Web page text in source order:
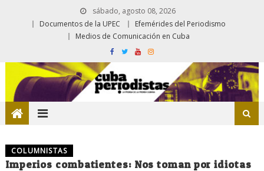
sábado, agosto 08, 2026
Documentos de la UPEC
Efemérides del Periodismo
Medios de Comunicación en Cuba
COLUMNISTAS
Imperios combatientes: Nos toman por idiotas